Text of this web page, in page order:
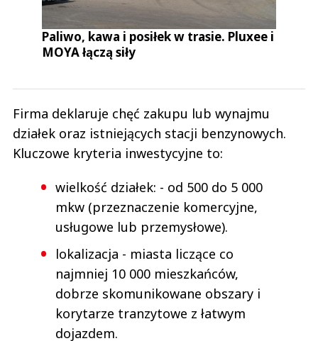
Paliwo, kawa i posiłek w trasie. Pluxee i
MOYA łączą siły
Firma deklaruje chęć zakupu lub wynajmu
działek oraz istniejących stacji benzynowych.
Kluczowe kryteria inwestycyjne to:
wielkość działek: - od 500 do 5 000
mkw (przeznaczenie komercyjne,
usługowe lub przemysłowe).
lokalizacja - miasta liczące co
najmniej 10 000 mieszkańców,
dobrze skomunikowane obszary i
korytarze tranzytowe z łatwym
dojazdem.